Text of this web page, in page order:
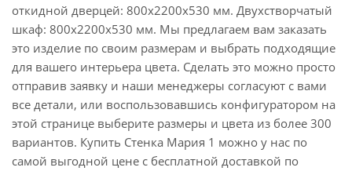
откидной дверцей: 800х2200х530 мм. Двухстворчатый
шкаф: 800х2200х530 мм. Мы предлагаем вам заказать
это изделие по своим размерам и выбрать подходящие
для вашего интерьера цвета. Сделать это можно просто
отправив заявку и наши менеджеры согласуют с вами
все детали, или воспользовавшись конфигуратором на
этой странице выберите размеры и цвета из более 300
вариантов. Купить Стенка Мария 1 можно у нас по
самой выгодной цене с бесплатной доставкой по